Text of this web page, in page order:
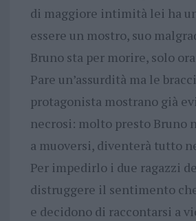
di maggiore intimità lei ha
essere un mostro, suo
Bruno sta per morire, solo
Pare un’assurdità ma le
protagonista mostrano già
necrosi: molto presto Bruno
a muoversi, diventerà tutto
Per impedirlo i due ragazzi
distruggere il sentimento
e decidono di raccontarsi a